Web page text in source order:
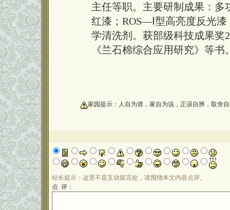
主任等职。主要研制成果：多
红漆；ROS—Ⅰ型高亮度反光
学清洗剂。获部级科技成果奖
《兰石棉综合应用研究》等书
家园提示：人自为谱，家自为说，正误自辨，取舍
站长提示：这里不是互动留言处，请围绕本文内容点评。
点 评：